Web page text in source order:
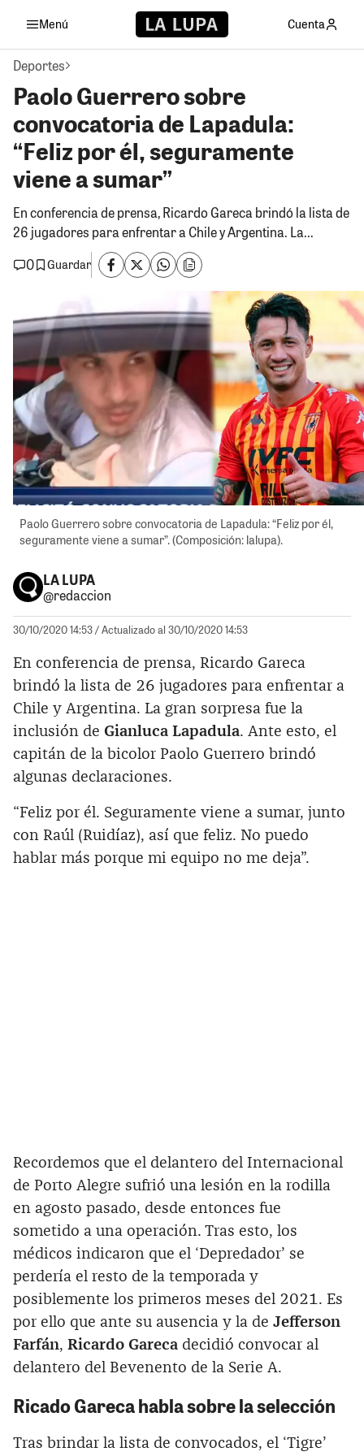
Menú Cuenta
Deportes
Paolo Guerrero sobre
convocatoria de Lapadula:
“Feliz por él, seguramente
viene a sumar”
En conferencia de prensa, Ricardo Gareca brindó la lista de
26 jugadores para enfrentar a Chile y Argentina. La...
0
Guardar
Paolo Guerrero sobre convocatoria de Lapadula: “Feliz por él,
seguramente viene a sumar”. (Composición: lalupa).
LA LUPA
@redaccion
30/10/2020 14:53/ Actualizado al 30/10/2020 14:53
En conferencia de prensa, Ricardo Gareca
brindó la lista de 26 jugadores para enfrentar a
Chile y Argentina. La gran sorpresa fue la
inclusión de Gianluca Lapadula. Ante esto, el
capitán de la bicolor Paolo Guerrero brindó
algunas declaraciones.
“Feliz por él. Seguramente viene a sumar, junto
con Raúl (Ruidíaz), así que feliz. No puedo
hablar más porque mi equipo no me deja”.
Recordemos que el delantero del Internacional
de Porto Alegre sufrió una lesión en la rodilla
en agosto pasado, desde entonces fue
sometido a una operación. Tras esto, los
médicos indicaron que el ‘Depredador’ se
perdería el resto de la temporada y
posiblemente los primeros meses del 2021. Es
por ello que ante su ausencia y la de Jefferson
Farfán, Ricardo Gareca decidió convocar al
delantero del Bevenento de la Serie A.
Ricado Gareca habla sobre la selección
Tras brindar la lista de convocados, el ‘Tigre’